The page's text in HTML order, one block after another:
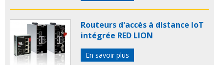
Routeurs d'accès à distance IoT
intégrée RED LION
En savoir plus